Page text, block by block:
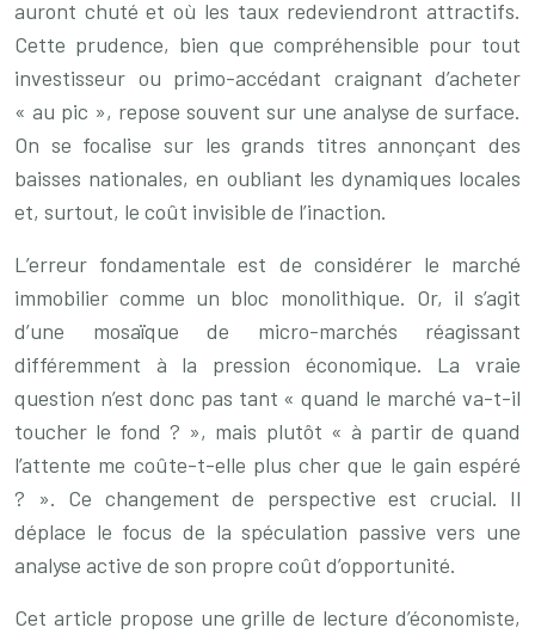
auront chuté et où les taux redeviendront attractifs.
Cette prudence, bien que compréhensible pour tout
investisseur ou primo-accédant craignant d’acheter
« au pic », repose souvent sur une analyse de surface.
On se focalise sur les grands titres annonçant des
baisses nationales, en oubliant les dynamiques locales
et, surtout, le coût invisible de l’inaction.
L’erreur fondamentale est de considérer le marché
immobilier comme un bloc monolithique. Or, il s’agit
d’une mosaïque de micro-marchés réagissant
différemment à la pression économique. La vraie
question n’est donc pas tant « quand le marché va-t-il
toucher le fond ? », mais plutôt « à partir de quand
l’attente me coûte-t-elle plus cher que le gain espéré
? ». Ce changement de perspective est crucial. Il
déplace le focus de la spéculation passive vers une
analyse active de son propre coût d’opportunité.
Cet article propose une grille de lecture d’économiste,